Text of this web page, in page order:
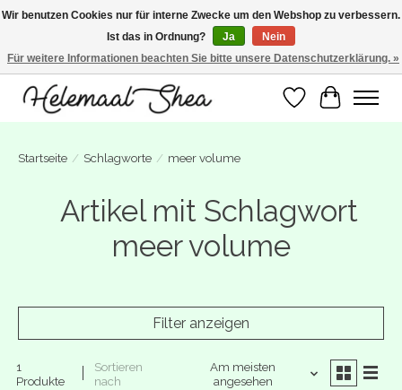
SUMMER BREAK! Wij zijn gesloten van 27 juli t/m 16 augustus. Bestellen is nog
wel mogelijk. Alle bestellingen worden vanaf 17 augustus in behandeling
genomen.
Wunschzettel
Ihr
Startseite / Schlagworte / meer volume
Artikel mit Schlagwort
meer volume
Filter anzeigen
1
Produkte
Sortieren
nach
Am meisten
angesehen
Wir benutzen Cookies nur für interne Zwecke um den Webshop zu verbessern.
Ist das in Ordnung?
Ja
Nein
Für weitere Informationen beachten Sie bitte unsere Datenschutzerklärung. »